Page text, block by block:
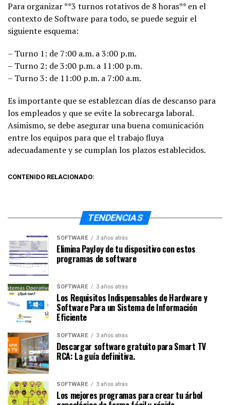
Para organizar **3 turnos rotativos de 8 horas** en el
contexto de Software para todo, se puede seguir el
siguiente esquema:
– Turno 1: de 7:00 a.m. a 3:00 p.m.
– Turno 2: de 3:00 p.m. a 11:00 p.m.
– Turno 3: de 11:00 p.m. a 7:00 a.m.
Es importante que se establezcan días de descanso para
los empleados y que se evite la sobrecarga laboral.
Asimismo, se debe asegurar una buena comunicación
entre los equipos para que el trabajo fluya
adecuadamente y se cumplan los plazos establecidos.
CONTENIDO RELACIONADO:
TENDENCIAS
SOFTWARE 3 años atrás
Elimina PayJoy de tu dispositivo con estos
programas de software
SOFTWARE 3 años atrás
Los Requisitos Indispensables de Hardware y
Software Para un Sistema de Información
Eficiente
SOFTWARE 3 años atrás
Descargar software gratuito para Smart TV
RCA: La guía definitiva.
SOFTWARE 3 años atrás
Los mejores programas para crear tu árbol